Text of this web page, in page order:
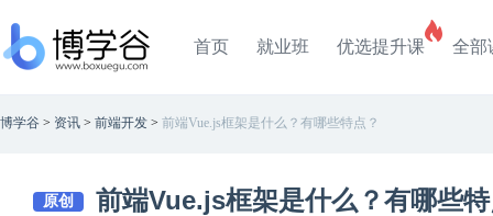
首页 就业班 优选提升课 全部
博学谷 > 资讯 > 前端开发 > 前端Vue.js框架是什么？有哪些特点？
原创 前端Vue.js框架是什么？有哪些